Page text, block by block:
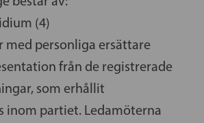
(4)
med personliga ersättare
från de registrerade
som erhållit
inom partiet. Ledamöterna